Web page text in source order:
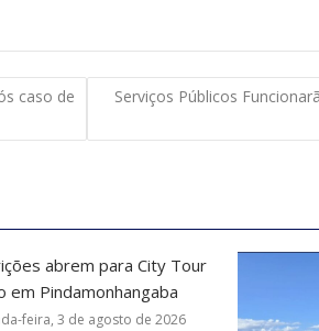
caso de
Serviços Públicos
feira, 3 de agosto de 2026